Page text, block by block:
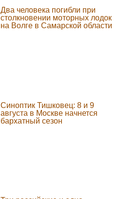
Два человека погибли при
столкновении моторных лодок
на Волге в Самарской области
Синоптик Тишковец: 8 и 9
августа в Москве начнется
бархатный сезон